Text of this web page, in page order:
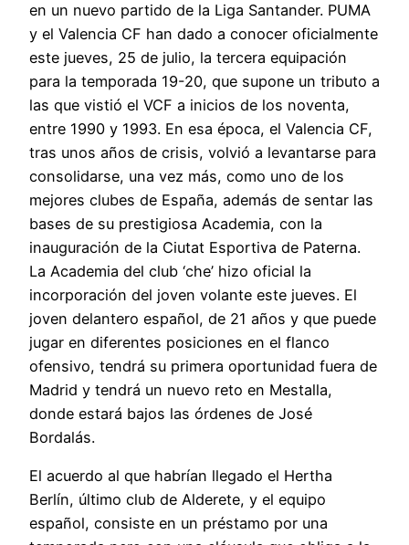
en un nuevo partido de la Liga Santander. PUMA
y el Valencia CF han dado a conocer oficialmente
este jueves, 25 de julio, la tercera equipación
para la temporada 19-20, que supone un tributo a
las que vistió el VCF a inicios de los noventa,
entre 1990 y 1993. En esa época, el Valencia CF,
tras unos años de crisis, volvió a levantarse para
consolidarse, una vez más, como uno de los
mejores clubes de España, además de sentar las
bases de su prestigiosa Academia, con la
inauguración de la Ciutat Esportiva de Paterna.
La Academia del club ‘che’ hizo oficial la
incorporación del joven volante este jueves. El
joven delantero español, de 21 años y que puede
jugar en diferentes posiciones en el flanco
ofensivo, tendrá su primera oportunidad fuera de
Madrid y tendrá un nuevo reto en Mestalla,
donde estará bajos las órdenes de José
Bordalás.
El acuerdo al que habrían llegado el Hertha
Berlín, último club de Alderete, y el equipo
español, consiste en un préstamo por una